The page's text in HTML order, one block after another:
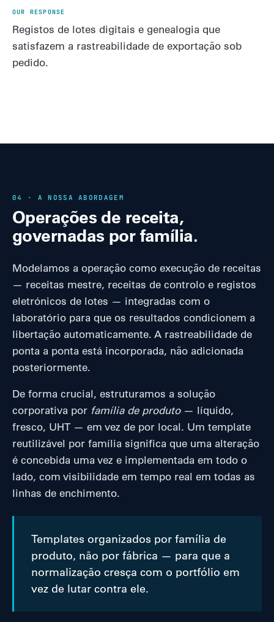
Registos de lotes digitais e genealogia que
satisfazem a rastreabilidade de exportação sob
pedido.
04 · A NOSSA ABORDAGEM
Operações de receita,
governadas por família.
Modelamos a operação como execução de receitas
— receitas mestre, receitas de controlo e registos
eletrónicos de lotes — integradas com o
laboratório para que os resultados condicionem a
libertação automaticamente. A rastreabilidade de
ponta a ponta está incorporada, não adicionada
posteriormente.
De forma crucial, estruturamos a solução
corporativa por família de produto— líquido,
fresco, UHT — em vez de por local. Um template
reutilizável por família significa que uma alteração
é concebida uma vez e implementada em todo o
lado, com visibilidade em tempo real em todas as
linhas de enchimento.
Templates organizados por família de
produto, não por fábrica — para que a
normalização cresça com o portfólio em
vez de lutar contra ele.